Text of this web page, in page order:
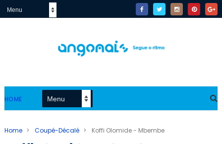
HOME
Home > Coupé-Décalé > Koffi Olomide - Mbembe